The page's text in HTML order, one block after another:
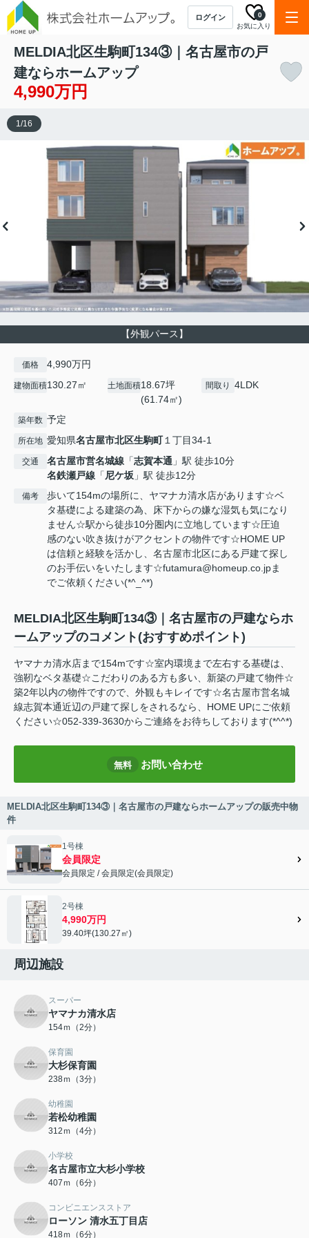
ログイン
お気に入り
0
MELDIA北区生駒町134③｜名古屋市の戸
建ならホームアップ
4,990万円
【外観パース】
1/16
価格 4,990万円
建物面積130.27㎡ 土地面積18.67坪
(61.74㎡)
間取り 4LDK
築年数 予定
所在地 愛知県名古屋市北区生駒町１丁目34-1
交通 名古屋市営名城線 「志賀本通 」駅 徒歩10分
名鉄瀬戸線 「尼ケ坂 」駅 徒歩12分
備考
歩いて154mの場所に、ヤマナカ清水店があります☆ベ
タ基礎による建築の為、床下からの嫌な湿気も気になり
ません☆駅から徒歩10分圏内に立地しています☆圧迫
感のない吹き抜けがアクセントの物件です☆HOME UP
は信頼と経験を活かし、名古屋市北区にある戸建て探し
のお手伝いをいたします☆futamura@homeup.co.jpま
でご依頼ください(*^_^*)
MELDIA北区生駒町134③｜名古屋市の戸建ならホ
ームアップのコメント(おすすめポイント)
ヤマナカ清水店まで154mです☆室内環境まで左右する基礎は、
強靭なベタ基礎☆こだわりのある方も多い、新築の戸建て物件☆
築2年以内の物件ですので、外観もキレイです☆名古屋市営名城
線志賀本通近辺の戸建て探しをされるなら、HOME UPにご依頼
ください☆052-339-3630からご連絡をお待ちしております(*^^*)
無料 お問い合わせ
MELDIA北区生駒町134③｜名古屋市の戸建ならホームアップの販売中物
件
会員限定">
1号棟
会員限定
会員限定 /会員限定(会員限定)
2号棟
4,990万円
39.40坪(130.27㎡)
周辺施設
スーパー
ヤマナカ清水店
154ｍ（2分）
保育園
大杉保育園
238ｍ（3分）
幼稚園
若松幼稚園
312ｍ（4分）
小学校
名古屋市立大杉小学校
407ｍ（6分）
コンビニエンスストア
ローソン 清水五丁目店
418ｍ（6分）